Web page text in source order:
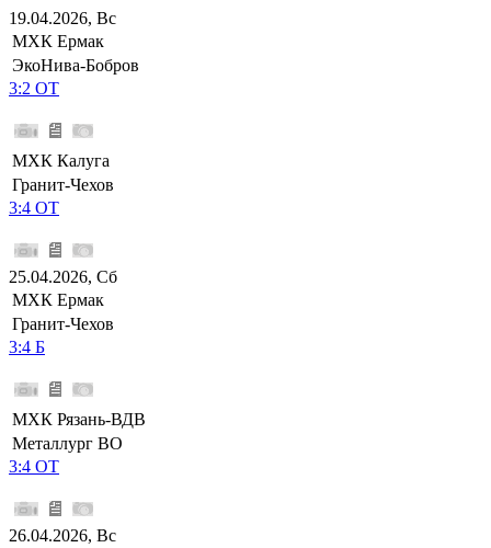
19.04.2026, Вс
МХК Ермак
ЭкоНива-Бобров
3:2 ОТ
МХК Калуга
Гранит-Чехов
3:4 ОТ
25.04.2026, Сб
МХК Ермак
Гранит-Чехов
3:4 Б
МХК Рязань-ВДВ
Металлург ВО
3:4 ОТ
26.04.2026, Вс